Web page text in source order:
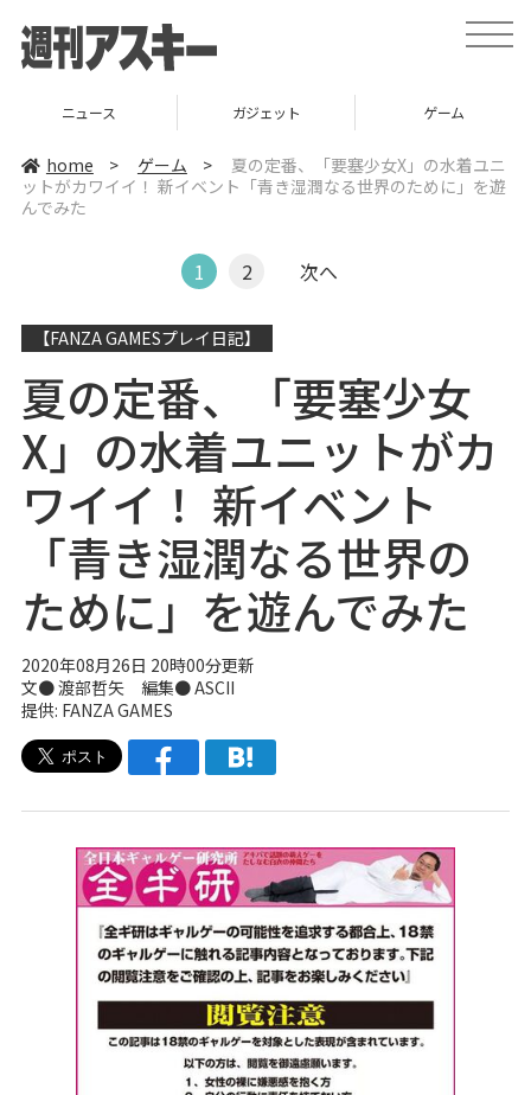
t
o
v
i
ニュース ガジェット ゲーム
home > ゲーム >
夏の定番、「要塞少女X」の水着ユニ
ットがカワイイ！ 新イベント「青き湿潤なる世界のために」を遊
んでみた
1 2 次へ
【FANZA GAMESプレイ日記】
夏の定番、「要塞少女
X」の水着ユニットがカ
ワイイ！ 新イベント
「青き湿潤なる世界の
ために」を遊んでみた
2020年08月26日 20時00分更新
文● 渡部哲矢 編集● ASCII
提供: FANZA GAMES